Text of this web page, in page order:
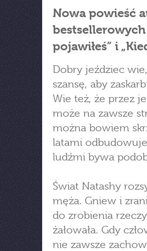
Nowa powieść
bestsellerowych
pojawiłeś” i
Dobry jeździec
szansę, aby
Wie też, że przez
może na zawsze
można bowiem
latami
ludźmi bywa
Świat Natashy
męża. Gniew i
do zrobienia
żałowała. Gdy
nie zawsze